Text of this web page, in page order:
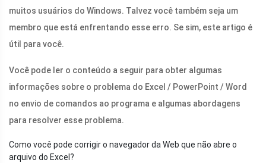
muitos usuários do Windows. Talvez você também seja um
membro que está enfrentando esse erro. Se sim, este artigo é
útil para você.
Você pode ler o conteúdo a seguir para obter algumas
informações sobre o problema do Excel / PowerPoint / Word
no envio de comandos ao programa e algumas abordagens
para resolver esse problema.
Como você pode corrigir o navegador da Web que não abre o
arquivo do Excel?